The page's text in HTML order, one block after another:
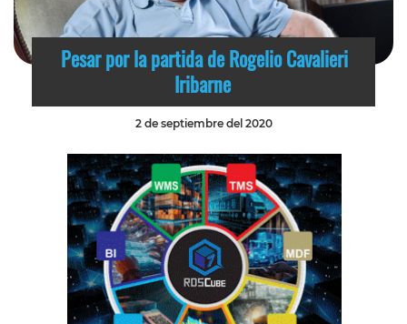
Pesar por la partida de Rogelio Cavalieri
Iribarne
2 de septiembre del 2020